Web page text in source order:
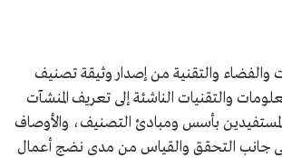
والفضاء والتقنية من إصدار وثيقة تصنيف
والتقنيات الناشئة إلى تعريف المنشآت
بأسس ومبادئ التصنيف، والأوصاف
إلى جانب التحقق والقياس من مدى نضج أعمال